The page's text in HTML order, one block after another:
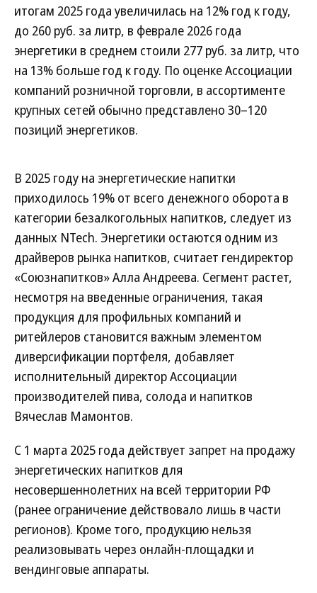
итогам 2025 года увеличилась на 12% год к году,
до 260 руб. за литр, в феврале 2026 года
энергетики в среднем стоили 277 руб. за литр, что
на 13% больше год к году. По оценке Ассоциации
компаний розничной торговли, в ассортименте
крупных сетей обычно представлено 30–120
позиций энергетиков.
В 2025 году на энергетические напитки
приходилось 19% от всего денежного оборота в
категории безалкогольных напитков, следует из
данных NTech. Энергетики остаются одним из
драйверов рынка напитков, считает гендиректор
«Союзнапитков» Алла Андреева. Сегмент растет,
несмотря на введенные ограничения, такая
продукция для профильных компаний и
ритейлеров становится важным элементом
диверсификации портфеля, добавляет
исполнительный директор Ассоциации
производителей пива, солода и напитков
Вячеслав Мамонтов.
С 1 марта 2025 года действует запрет на продажу
энергетических напитков для
несовершеннолетних на всей территории РФ
(ранее ограничение действовало лишь в части
регионов). Кроме того, продукцию нельзя
реализовывать через онлайн-площадки и
вендинговые аппараты.